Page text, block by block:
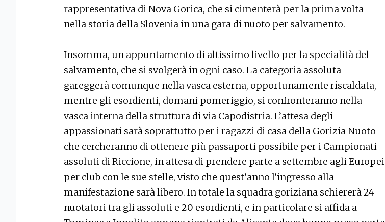
rappresentativa di Nova Gorica, che si cimenterà per la prima volta
nella storia della Slovenia in una gara di nuoto per salvamento.
Insomma, un appuntamento di altissimo livello per la specialità del
salvamento, che si svolgerà in ogni caso. La categoria assoluta
gareggerà comunque nella vasca esterna, opportunamente riscaldata,
mentre gli esordienti, domani pomeriggio, si confronteranno nella
vasca interna della struttura di via Capodistria. L’attesa degli
appassionati sarà soprattutto per i ragazzi di casa della Gorizia Nuoto
che cercheranno di ottenere più passaporti possibile per i Campionati
assoluti di Riccione, in attesa di prendere parte a settembre agli Europei
per club con le sue stelle, visto che quest’anno l’ingresso alla
manifestazione sarà libero. In totale la squadra goriziana schiererà 24
nuotatori tra gli assoluti e 20 esordienti, e in particolare si affida a